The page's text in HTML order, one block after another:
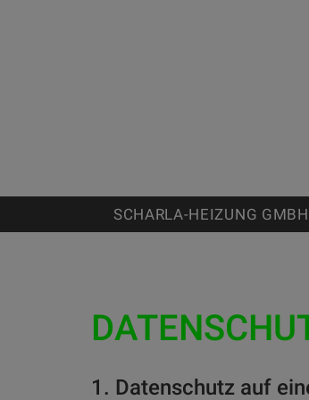
SCHARLA-HEIZUNG GMBH
1. Datenschutz auf